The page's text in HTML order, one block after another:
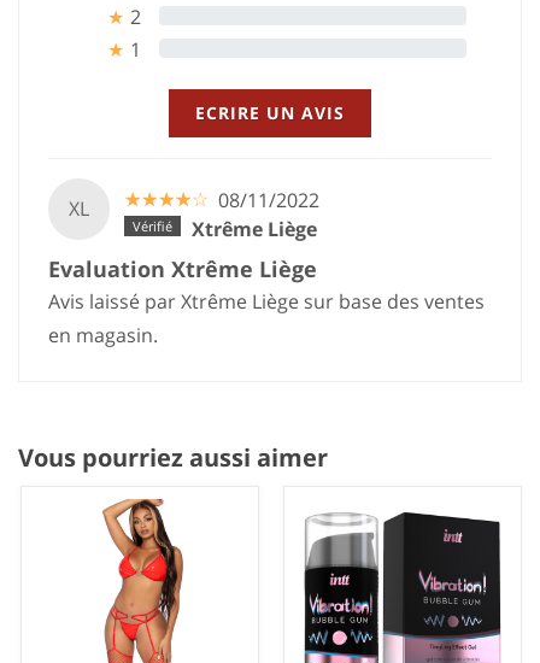
★ 2
★ 1
ECRIRE UN AVIS
XL ☆☆☆☆☆
★★★★★ 08/11/2022
Xtrême Liège
Evaluation Xtrême Liège
Avis laissé par Xtrême Liège sur base des ventes
en magasin.
Vous pourriez aussi aimer